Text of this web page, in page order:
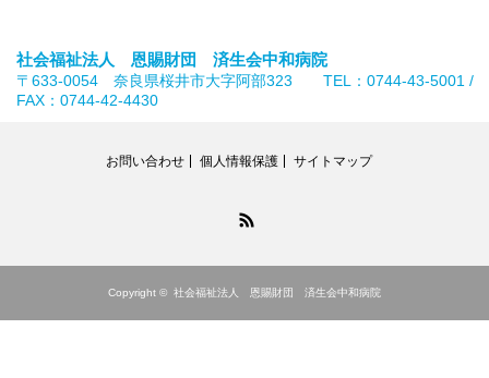
社会福祉法人 恩賜財団 済生会中和病院
〒633-0054 奈良県桜井市大字阿部323 TEL：0744-43-5001 /
FAX：0744-42-4430
お問い合わせ 個人情報保護 サイトマップ
Copyright © 社会福祉法人 恩賜財団 済生会中和病院